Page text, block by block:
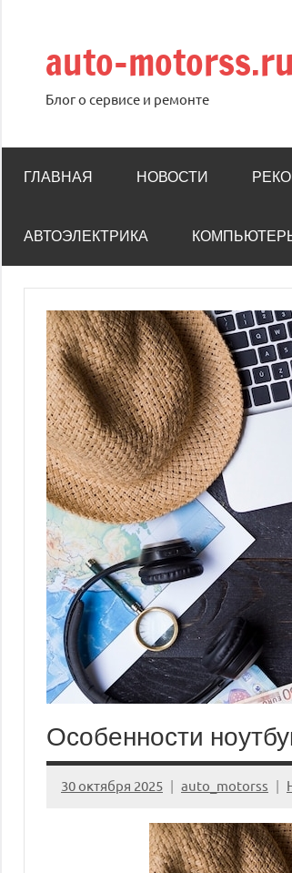
содержимому
auto-motorss.ru
Блог о сервисе и ремонте
ГЛАВНАЯ НОВОСТИ
АВТОЭЛЕКТРИКА
Особенности
30 октября 2025 auto_motorss